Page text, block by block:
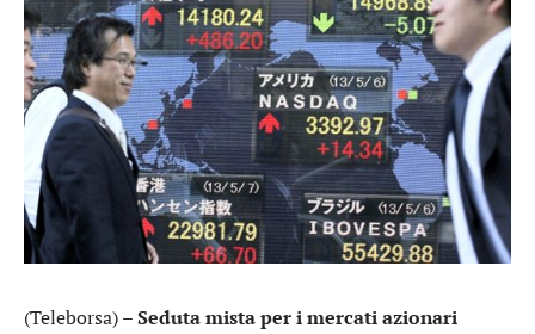
(Teleborsa) –Seduta mista per i mercati azionari